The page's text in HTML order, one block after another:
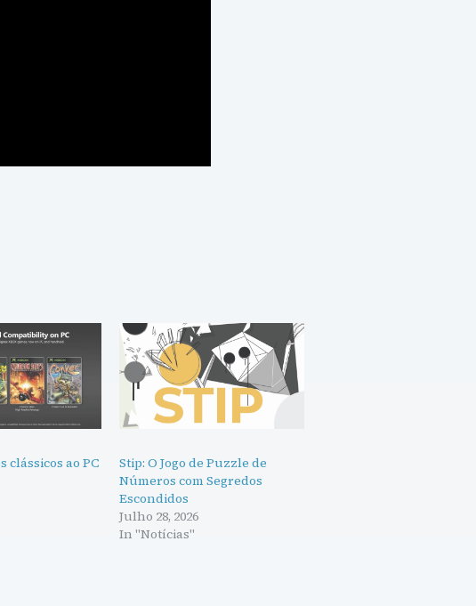
clássicos ao PC
Stip: O Jogo de Puzzle de
Números com Segredos
Escondidos
Julho 28, 2026
In "Notícias"